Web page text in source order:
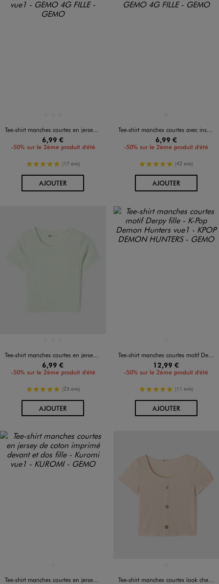
Tee-shirt manches courtes en jersey de coton ajouré fille
6,99 €
-50% sur le 2ème produit d'été
5/5 de moyenne
(17 avis)
AJOUTERAU PANIER
Tee-shirt manches courtes avec inscription fille
6,99 €
-50% sur le 2ème produit d'été
5/5 de moyenne
(42 avis)
AJOUTERAU PANIER
Tee-shirt manches courtes en jersey de coton ajouré fille
6,99 €
-50% sur le 2ème produit d'été
5/5 de moyenne
(25 avis)
AJOUTERAU PANIER
Tee-shirt manches courtes motif Derpy fille - K-Pop Demon Hunters
12,99 €
-50% sur le 2ème produit d'été
5/5 de moyenne
(11 avis)
AJOUTERAU PANIER
Tee-shirt manches courtes en jersey de coton imprimé devant et dos fille - Kuromi Tee-shirt manches courtes look chemise fille